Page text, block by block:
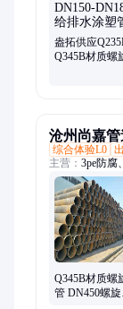
丁字焊钢管、
螺旋钢管、大
腐钢管、大口
盎拓供应
Q345B材质螺
沧州尚嘉管
综合体验L0
主营： 3pe防腐
防腐钢管、螺
钢管、防腐焊
温、双法兰焊
Q345B材质螺
管 DN450螺旋